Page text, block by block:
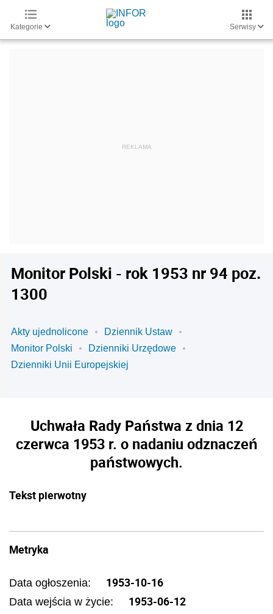
Kategorie Serwisy
Monitor Polski - rok 1953 nr 94 poz.
1300
Akty ujednolicone
Dziennik Ustaw
Monitor Polski
Dzienniki Urzędowe
Dzienniki Unii Europejskiej
Uchwała Rady Państwa z dnia 12
czerwca 1953 r. o nadaniu odznaczeń
państwowych.
Tekst pierwotny
Metryka
Data ogłoszenia: 1953-10-16
Data wejścia w życie: 1953-06-12